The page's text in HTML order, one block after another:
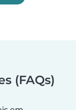
(FAQs)